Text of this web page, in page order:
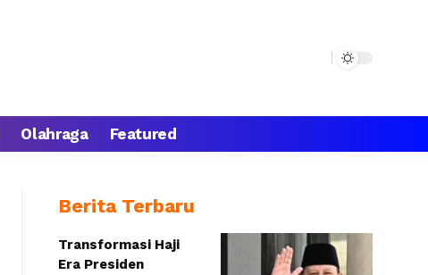
Olahraga Featured
Berita Terbaru
Transformasi Haji
Era Presiden